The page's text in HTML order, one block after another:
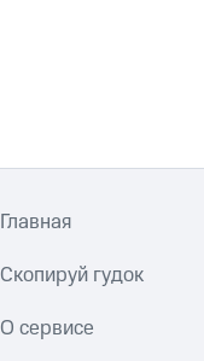
Главная
Скопируй гудок
О сервисе